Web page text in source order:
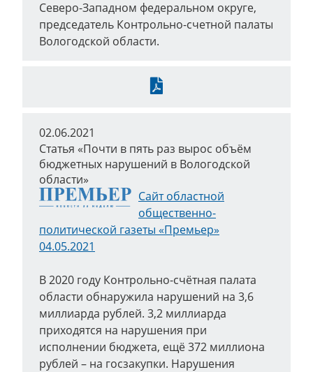
Северо-Западном федеральном округе,
председатель Контрольно-счетной палаты
Вологодской области.
Скачать
02.06.2021
Статья «Почти в пять раз вырос объём
бюджетных нарушений в Вологодской
области»
Сайт областной
общественно-
политической газеты «Премьер»
04.05.2021
В 2020 году Контрольно-счётная палата
области обнаружила нарушений на 3,6
миллиарда рублей. 3,2 миллиарда
приходятся на нарушения при
исполнении бюджета, ещё 372 миллиона
рублей – на госзакупки. Нарушения